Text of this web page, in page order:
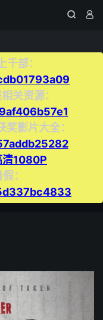
 
部：
关资源：
影片大全：
清1080P
：